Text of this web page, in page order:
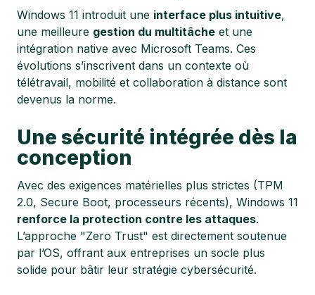
Windows 11 introduit une interface plus intuitive,
une meilleure gestion du multitâche et une
intégration native avec Microsoft Teams. Ces
évolutions s’inscrivent dans un contexte où
télétravail, mobilité et collaboration à distance sont
devenus la norme.
Une sécurité intégrée dès la
conception
Avec des exigences matérielles plus strictes (TPM
2.0, Secure Boot, processeurs récents), Windows 11
renforce la protection contre les attaques.
L’approche "Zero Trust" est directement soutenue
par l’OS, offrant aux entreprises un socle plus
solide pour bâtir leur stratégie cybersécurité.